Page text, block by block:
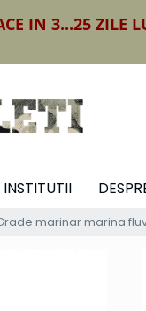
IN 3...25 ZILE
INSTITUTII
marinar marina